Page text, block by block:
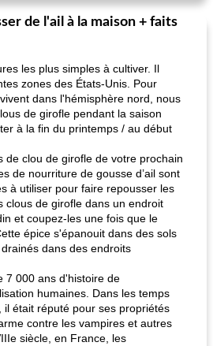
de l'ail à la maison + faits
les plus simples à cultiver. Il
zones des États-Unis. Pour
dans l'hémisphère nord, nous
de girofle pendant la saison
à la fin du printemps / au début
de clou de girofle de votre prochain
de nourriture de gousse d’ail sont
à utiliser pour faire repousser les
clous de girofle dans un endroit
et coupez-les une fois que le
épice s'épanouit dans des sols
dans des endroits
7 000 ans d'histoire de
humaines. Dans les temps
il était réputé pour ses propriétés
contre les vampires et autres
siècle, en France, les